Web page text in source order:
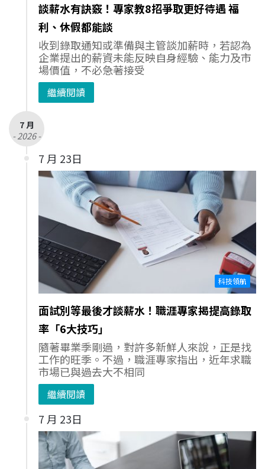
談薪水有訣竅！專家教8招爭取更好待遇 福
利、休假都能談
收到錄取通知或準備與主管談加薪時，若認為
企業提出的薪資未能反映自身經驗、能力及市
場價值，不必急著接受
繼續閱讀
7 月
- 2026 -
7 月 23日
科技領航
面試別等最後才談薪水！職涯專家揭提高錄取
率「6大技巧」
隨著畢業季剛過，對許多新鮮人來說，正是找
工作的旺季。不過，職涯專家指出，近年求職
市場已與過去大不相同
繼續閱讀
7 月 23日